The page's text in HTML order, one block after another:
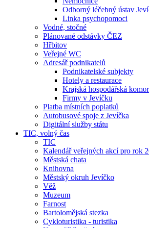
Odborný léčebný ústav
Linka psychopomoci
Vodné, stočné
Plánované odstávky ČEZ
Hřbitov
Veřejné WC
Adresář podnikatelů
Podnikatelské subjekty
Hotely a restaurace
Krajská hospodářská
Firmy v Jevíčku
Platba místních poplatků
Autobusové spoje z Jevíčka
Digitální služby státu
TIC, volný čas
TIC
Kalendář veřejných akcí pro rok
Městská chata
Knihovna
Městský okruh Jevíčko
Věž
Muzeum
Farnost
Bartolomějská stezka
Cykloturistika - turistika